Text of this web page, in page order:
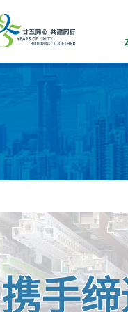
携手